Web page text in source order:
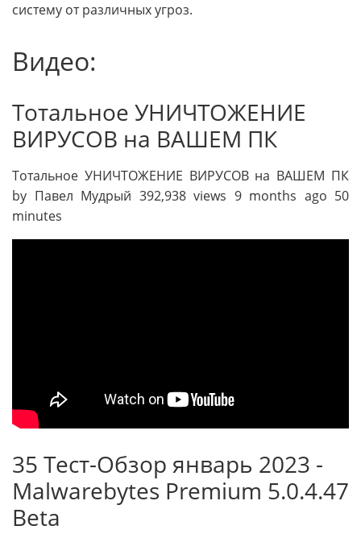
систему от различных угроз.
Видео:
Тотальное УНИЧТОЖЕНИЕ
ВИРУСОВ на ВАШЕМ ПК
Тотальное УНИЧТОЖЕНИЕ ВИРУСОВ на ВАШЕМ ПК
by Павел Мудрый 392,938 views 9 months ago 50
minutes
35 Тест-Обзор январь 2023 -
Malwarebytes Premium 5.0.4.47
Beta